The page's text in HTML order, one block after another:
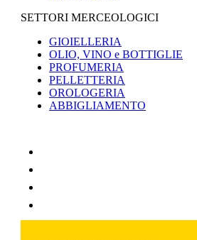
SETTORI MERCEOLOGICI
GIOIELLERIA
OLIO, VINO e BOTTIGLIE
PROFUMERIA
PELLETTERIA
OROLOGERIA
ABBIGLIAMENTO